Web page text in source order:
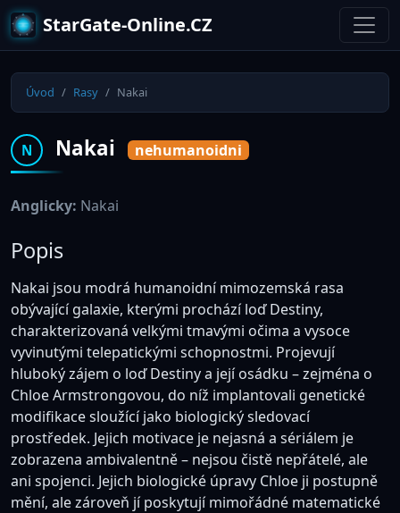
StarGate-Online.CZ
Úvod Rasy Nakai
N Nakai nehumanoidni
Anglicky: Nakai
Popis
Nakai jsou modrá humanoidní mimozemská rasa
obývající galaxie, kterými prochází loď Destiny,
charakterizovaná velkými tmavými očima a vysoce
vyvinutými telepatickými schopnostmi. Projevují
hluboký zájem o loď Destiny a její osádku – zejména o
Chloe Armstrongovou, do níž implantovali genetické
modifikace sloužící jako biologický sledovací
prostředek. Jejich motivace je nejasná a sériálem je
zobrazena ambivalentně – nejsou čistě nepřátelé, ale
ani spojenci. Jejich biologické úpravy Chloe ji postupně
mění, ale zároveň jí poskytují mimořádné matematické